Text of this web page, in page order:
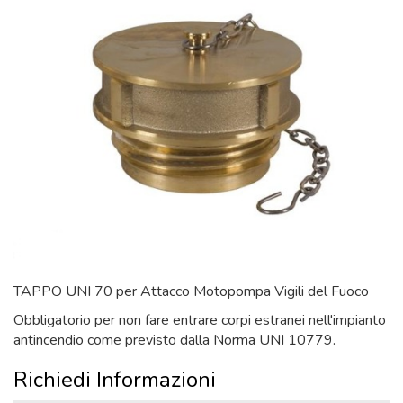
TAPPO UNI 70 per Attacco Motopompa Vigili del Fuoco
Obbligatorio per non fare entrare corpi estranei nell'impianto
antincendio come previsto dalla Norma UNI 10779.
Richiedi Informazioni